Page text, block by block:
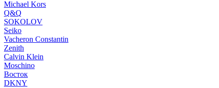
Michael Kors
Q&Q
SOKOLOV
Seiko
Vacheron Constantin
Zenith
Calvin Klein
Moschino
Восток
DKNY